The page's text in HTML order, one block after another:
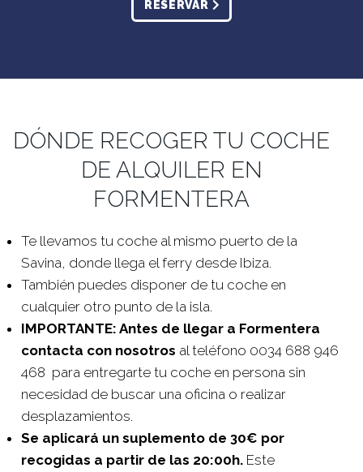
RESERVAR
DÓNDE RECOGER TU COCHE
DE ALQUILER EN
FORMENTERA
Te llevamos tu coche al mismo puerto de la
Savina, donde llega el ferry desde Ibiza.
También puedes disponer de tu coche en
cualquier otro punto de la isla.
IMPORTANTE: Antes de llegar a Formentera
contacta con nosotros al teléfono 0034 688 946
468 para entregarte tu coche en persona sin
necesidad de buscar una oficina o realizar
desplazamientos.
Se aplicará un suplemento de 30€ por
recogidas a partir de las 20:00h.Este